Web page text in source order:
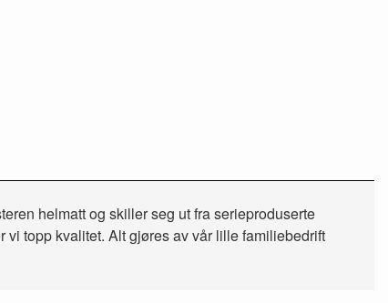
helmatt og skiller seg ut fra serieproduserte
vi topp kvalitet. Alt gjøres av vår lille familiebedrift